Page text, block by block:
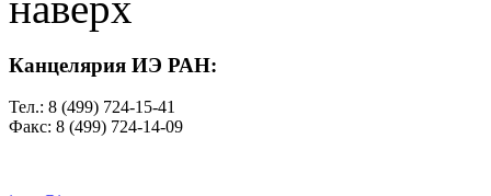
Канцелярия ИЭ РАН:
Тел.: 8 (499) 724-15-41
Факс: 8 (499) 724-14-09